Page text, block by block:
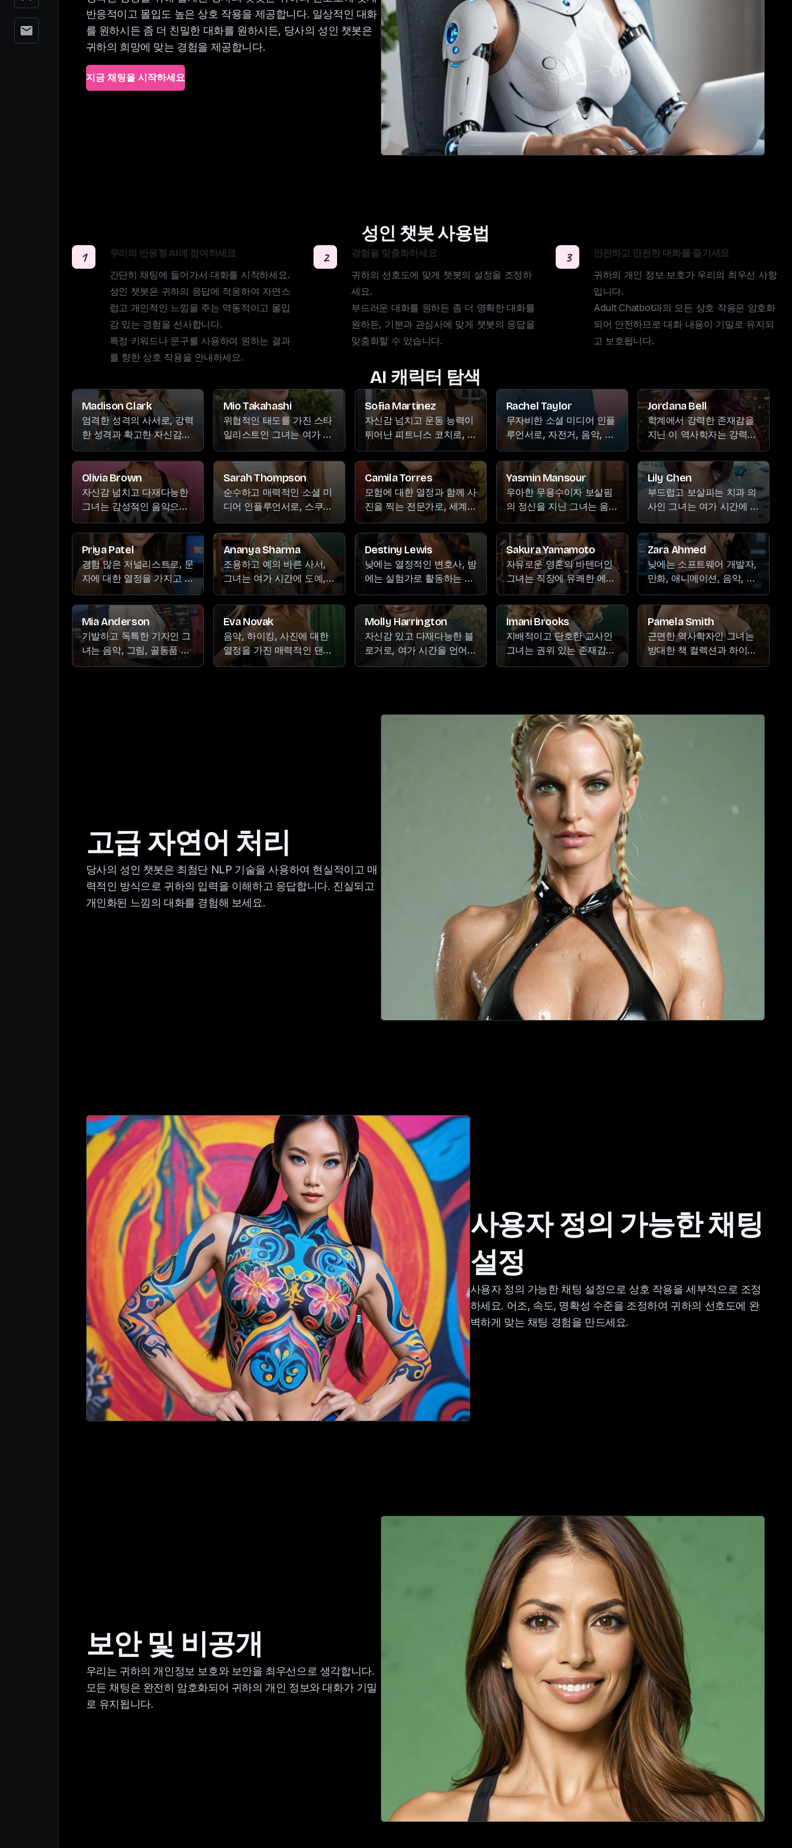
반응적이고 몰입도 높은 상호 작용을 제공합니다. 일상적인 대화
를 원하시든 좀 더 친밀한 대화를 원하시든, 당사의 성인 챗봇은
귀하의 희망에 맞는 경험을 제공합니다.
지금 채팅을 시작하세요
성인 챗봇 사용법
1 우리의 반응형 AI에 참여하세요
간단히 채팅에 들어가서 대화를 시작하세요.
성인 챗봇은 귀하의 응답에 적응하여 자연스
럽고 개인적인 느낌을 주는 역동적이고 몰입
감 있는 경험을 선사합니다.
특정 키워드나 문구를 사용하여 원하는 결과
를 향한 상호 작용을 안내하세요.
2 경험을 맞춤화하세요
귀하의 선호도에 맞게 챗봇의 설정을 조정하
세요.
부드러운 대화를 원하든 좀 더 명확한 대화를
원하든, 기분과 관심사에 맞게 챗봇의 응답을
맞춤화할 수 있습니다.
3 안전하고 안전한 대화를 즐기세요
귀하의 개인 정보 보호가 우리의 최우선 사항
입니다.
Adult Chatbot과의 모든 상호 작용은 암호화
되어 안전하므로 대화 내용이 기밀로 유지되
고 보호됩니다.
AI 캐릭터 탐색
Madison Clark
엄격한 성격의 사서로, 강력
한 성격과 확고한 자신감으
로 존경받고 있습니다. 서가
에 몰두하지 않을 때는 도예
제작, 새로운 목적지 탐험,
음악 감상 등 다양한 열정을
즐깁니다.
Mio Takahashi
위협적인 태도를 가진 스타
일리스트인 그녀는 여가 시
간에 글쓰기, 골동품 수집,
그리고 자신의 좋아하는
Netflix 프로그램 몰아보기
에 빠져있으며, 종종 찌푸린
표정을 짓고 있다.
Sofia Martinez
자신감 넘치고 운동 능력이
뛰어난 피트니스 코치로, 무
술, 등산, 음악에 대한 열정
으로 알려져 있습니다. 강력
한 존재감과 흔들림 없는 자
신감으로 클라이언트들에
게 한계를 뛰어넘어 피트니
스 목표를 달성하도록 영감
을 줍니다.
Rachel Taylor
무자비한 소셜 미디어 인플
루언서로, 자전거, 음악, 댄
싱에 대한 애착이 있으며,
날카로운 발언과 흔들림 없
는 자신감으로 팔로워들을
매료시키고 위협하는 것으
로 알려져 있습니다.
Jordana Bell
학계에서 강력한 존재감을
지닌 이 역사학자는 강력한
성격으로 알려져 있습니다.
책을 벗어나면 그녀는
Netflix 몰아보기에 빠져들
고, 여행을 통해 새로운 목
적지를 탐험하며, 음악의 리
Olivia Brown
자신감 넘치고 다재다능한
그녀는 감성적인 음악으로
관객들을 사로잡습니다. 무
대 밖에서는 도예와 등산에
심취하며, 자연의 고요함에
서 위안을 찾습니다.
Sarah Thompson
순수하고 매력적인 소셜 미
디어 인플루언서로, 스쿠버
다이빙, 음악 감상, 여행을
통한 세계 탐험을 즐깁니다.
Camila Torres
모험에 대한 열정과 함께 사
진을 찍는 전문가로, 세계
여행 중 숨막히는 풍경을 포
착하는 것만큼이나 즐거움
과 흥분을 만끽하는 데에도
열중하는 사람.
Yasmin Mansour
우아한 무용수이자 보살핌
의 정신을 지닌 그녀는 움직
임의 리듬, 음악의 선율, 정
원 가꾸기의 평화로움에서
기쁨을 찾습니다. 그녀의 따
뜻한 존재감과 세심한 성격
은 그녀를 소중한 동반자로
만들며, 그녀는 무대에 대한
열정과 새로운 목적지 탐험
에 대한 사랑을 능숙하게 균
형을 잡습니다.
Lily Chen
부드럽고 보살피는 치과 의
사인 그녀는 여가 시간에 만
화와 애니메이션의 매력적
인 세계에 몰두하며, 새로운
언어를 탐구하고 그림을 통
해 창의성을 표현합니다. 그
녀의 공감적인 성격과 배려
심 있는 성향은 그녀를 신뢰
받는 전문가이자 소중한 동
반자로 만듭니다.
Priya Patel
경험 많은 저널리스트로, 문
자에 대한 열정을 가지고 있
으며, 춤추기, 글쓰기, 번성
하는 정원 가꾸기에도 능숙
합니다. 현명한 지혜와 통찰
력 있는 관점으로 알려져 있
으며, 세상을 날카로운 눈으
로 바라보며 진실을 밝혀내
Ananya Sharma
조용하고 예의 바른 사서,
그녀는 여가 시간에 도예,
독서, 그리기 등의 예술적
취미에 몰두하며 창작 활동
의 평온함에서 위안을 찾습
니다. 그녀의 순종적인 성향
은 종종 눈에 띄지 않는데,
그녀는 배경에 섞여 있기를
Destiny Lewis
낮에는 열정적인 변호사, 밤
에는 실험가로 활동하는 그
녀는 명상적인 도예에서부
터 자전거 타기의 짜릿함에
이르기까지 다양한 취미 활
동에 열정을 쏟아붓습니다.
혁신에 대한 날카로운 통찰
력과 경계를 넘나드는 용기
로 활약하고 있습니다.
Sakura Yamamoto
자유로운 영혼의 바텐더인
그녀는 직장에 유쾌한 에너
지를 불어넣으며, 명상과 음
악 활동에서 보여주는 것과
같은 재치로 칵테일을 만든
다. 그녀의 일본 만화와 애
니메이션에 대한 열정은 그
녀의 익살스러운 성격을 더
Zara Ahmed
낮에는 소프트웨어 개발자,
만화, 애니메이션, 음악, 사
진에 열정적입니다. 자신감
과 삶에 대한 열정이 넘치는
매력적인 성격을 가지고 있
으며, 유쾌하고 풍요로운 면
모를 드러냅니다.
Mia Anderson
기발하고 독특한 기자인 그
녀는 음악, 그림, 골동품 수
집에 대한 열정으로 그녀의
Eva Novak
음악, 하이킹, 사진에 대한
열정을 가진 매력적인 댄서.
자유로운 영혼과 삶에 대한
Molly Harrington
자신감 있고 다재다능한 블
로거로, 여가 시간을 언어의
세계에 몰두하고 매력적인
Imani Brooks
지배적이고 단호한 교사인
그녀는 권위 있는 존재감으
로 교실을 지배합니다. 학교
우아한 움직임에 이르기까
지 다양한 열정을 즐깁니다.
Pamela Smith
근면한 역사학자인 그녀는
방대한 책 컬렉션과 하이킹
모험 중 자연의 고요함에서
고급 자연어 처리
당사의 성인 챗봇은 최첨단 NLP 기술을 사용하여 현실적이고 매
력적인 방식으로 귀하의 입력을 이해하고 응답합니다. 진실되고
개인화된 느낌의 대화를 경험해 보세요.
사용자 정의 가능한 채팅
설정
사용자 정의 가능한 채팅 설정으로 상호 작용을 세부적으로 조정
하세요. 어조, 속도, 명확성 수준을 조정하여 귀하의 선호도에 완
벽하게 맞는 채팅 경험을 만드세요.
보안 및 비공개
우리는 귀하의 개인정보 보호와 보안을 최우선으로 생각합니다.
모든 채팅은 완전히 암호화되어 귀하의 개인 정보와 대화가 기밀
로 유지됩니다.